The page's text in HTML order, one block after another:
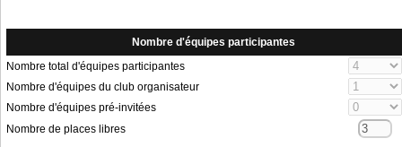
Nombre d'équipes participantes
Nombre total d'équipes participantes
Nombre d'équipes du club organisateur
Nombre d'équipes pré-invitées
Nombre de places libres